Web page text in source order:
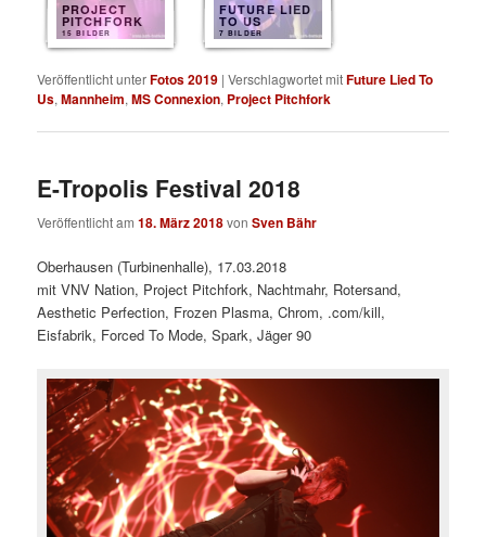
PROJECT
PITCHFORK
15 BILDER
FUTURE LIED
TO US
7 BILDER
Veröffentlicht unterFotos 2019 |Verschlagwortet mitFuture Lied To
Us,Mannheim,MS Connexion, Project Pitchfork
E-Tropolis Festival 2018
Veröffentlicht am18. März 2018vonSven Bähr
Oberhausen (Turbinenhalle), 17.03.2018
mit VNV Nation, Project Pitchfork, Nachtmahr, Rotersand,
Aesthetic Perfection, Frozen Plasma, Chrom, .com/kill,
Eisfabrik, Forced To Mode, Spark, Jäger 90